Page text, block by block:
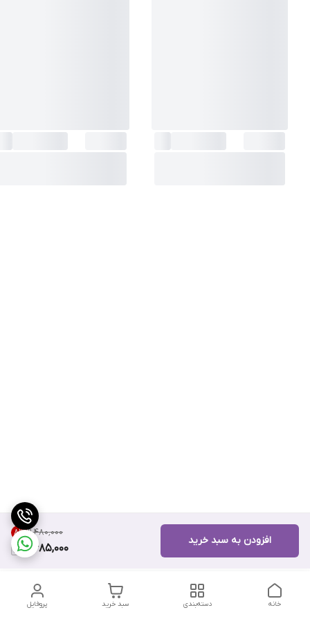
۹٬۴۸۰٬۰۰۰ 8%
8,685,000
افزودن به سبد خرید
پروفایل سبد خرید دسته‌بندی خانه